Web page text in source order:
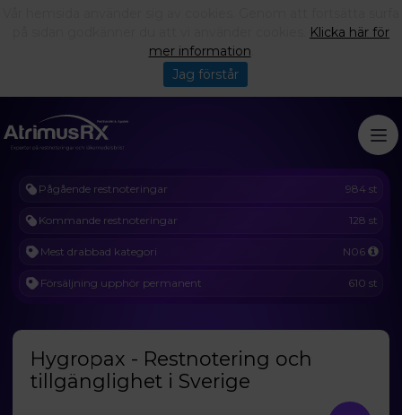
Pågående restnoteringar 984 st
Kommande restnoteringar 128 st
Mest drabbad kategori N06
Försäljning upphör permanent 610 st
Hygropax - Restnotering och
tillgänglighet i Sverige
Klicka här för
mer information
Jag förstår